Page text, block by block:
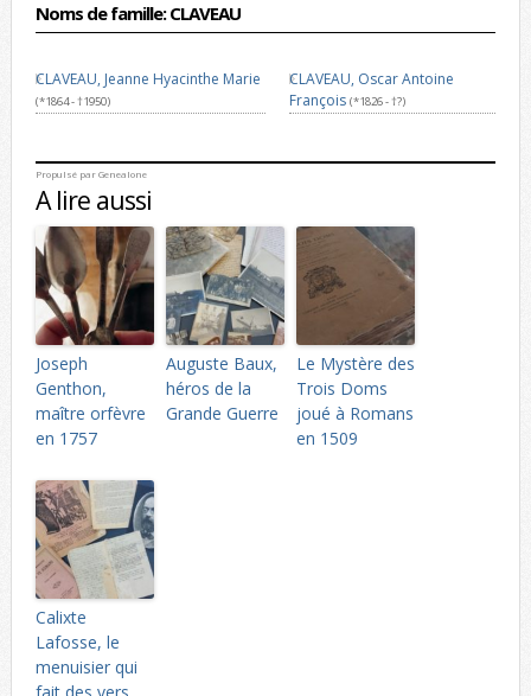
Noms de famille: CLAVEAU
CLAVEAU, Jeanne Hyacinthe Marie
(*1864 - †1950)
CLAVEAU, Oscar Antoine
François (*1826 - †?)
Propulsé par Genealone
A lire aussi
Joseph
Genthon,
maître orfèvre
en 1757
Auguste Baux,
héros de la
Grande Guerre
Le Mystère des
Trois Doms
joué à Romans
en 1509
Calixte
Lafosse, le
menuisier qui